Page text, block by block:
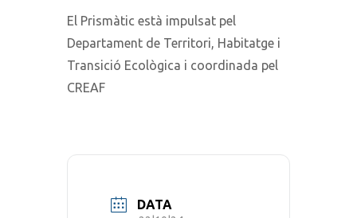
El Prismàtic està impulsat pel
Departament de Territori, Habitatge i
Transició Ecològica i coordinada pel
CREAF
DATA